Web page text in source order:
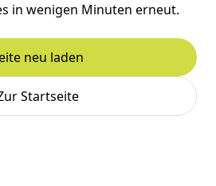
in wenigen Minuten erneut.
neu laden
Startseite